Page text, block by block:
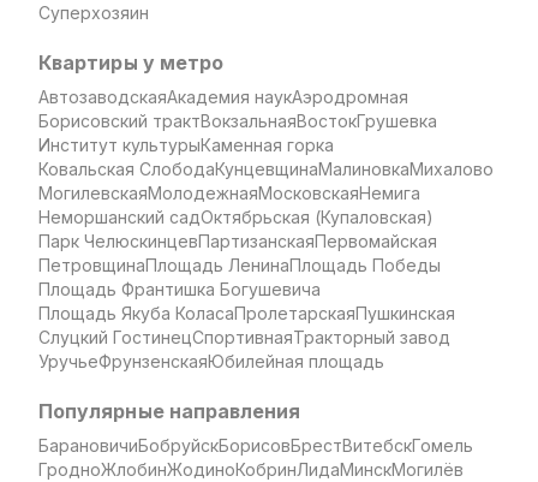
Суперхозяин
Квартиры у метро
АвтозаводскаяАкадемия наукАэродромная
Борисовский трактВокзальнаяВостокГрушевка
Институт культурыКаменная горка
Ковальская СлободаКунцевщинаМалиновкаМихалово
МогилевскаяМолодежнаяМосковскаяНемига
Неморшанский садОктябрьская (Купаловская)
Парк ЧелюскинцевПартизанскаяПервомайская
ПетровщинаПлощадь ЛенинаПлощадь Победы
Площадь Франтишка Богушевича
Площадь Якуба КоласаПролетарскаяПушкинская
Слуцкий ГостинецСпортивнаяТракторный завод
УручьеФрунзенскаяЮбилейная площадь
Популярные направления
БарановичиБобруйскБорисовБрестВитебскГомель
ГродноЖлобинЖодиноКобринЛидаМинскМогилёв